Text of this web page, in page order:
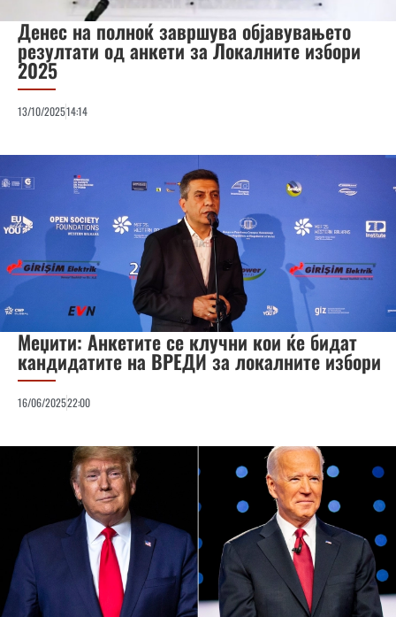
Денес на полноќ завршува објавувањето
резултати од анкети за Локалните избори
2025
13/10/202514:14
Меџити: Анкетите се клучни кои ќе бидат
кандидатите на ВРЕДИ за локалните избори
16/06/202522:00